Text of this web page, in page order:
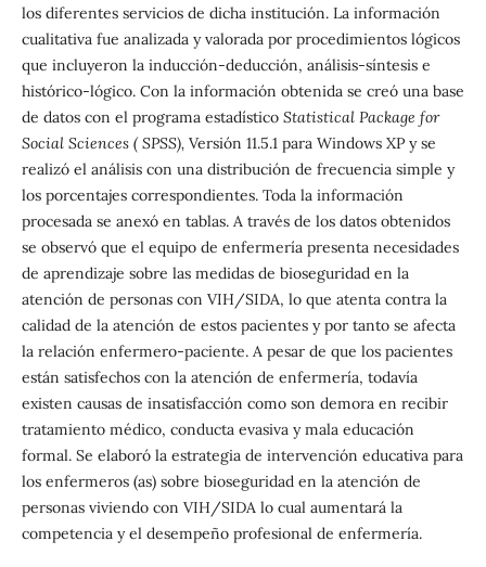
los diferentes servicios de dicha institución. La información
cualitativa fue analizada y valorada por procedimientos lógicos
que incluyeron la inducción-deducción, análisis-síntesis e
histórico-lógico. Con la información obtenida se creó una base
de datos con el programa estadístico Statistical Package for
Social Sciences ( SPSS),Versión 11.5.1 para Windows XP y se
realizó el análisis con una distribución de frecuencia simple y
los porcentajes correspondientes. Toda la información
procesada se anexó en tablas. A través de los datos obtenidos
se observó que el equipo de enfermería presenta necesidades
de aprendizaje sobre las medidas de bioseguridad en la
atención de personas con VIH/SIDA, lo que atenta contra la
calidad de la atención de estos pacientes y por tanto se afecta
la relación enfermero-paciente. A pesar de que los pacientes
están satisfechos con la atención de enfermería, todavía
existen causas de insatisfacción como son demora en recibir
tratamiento médico, conducta evasiva y mala educación
formal. Se elaboró la estrategia de intervención educativa para
los enfermeros (as) sobre bioseguridad en la atención de
personas viviendo con VIH/SIDA lo cual aumentará la
competencia y el desempeño profesional de enfermería.